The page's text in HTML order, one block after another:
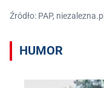
Źródło: PAP, niezalezna.pl
HUMOR